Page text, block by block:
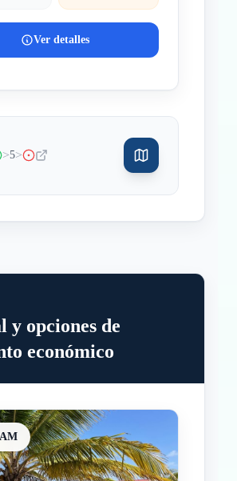
Ver detalles
>5>
InicioParadas intermedias
Final
y opciones de
económico